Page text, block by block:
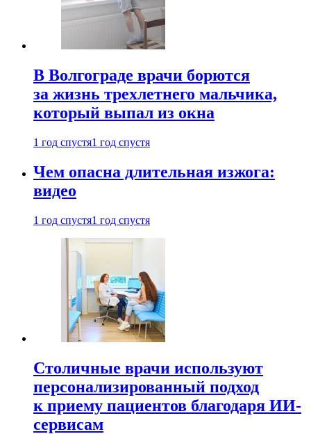
В Волгограде врачи борются
за жизнь трехлетнего мальчика,
который выпал из окна
1 год спустя1 год спустя
Чем опасна длительная изжога:
видео
1 год спустя1 год спустя
Столичные врачи используют
персонализированный подход
к приему пациентов благодаря ИИ-
сервисам